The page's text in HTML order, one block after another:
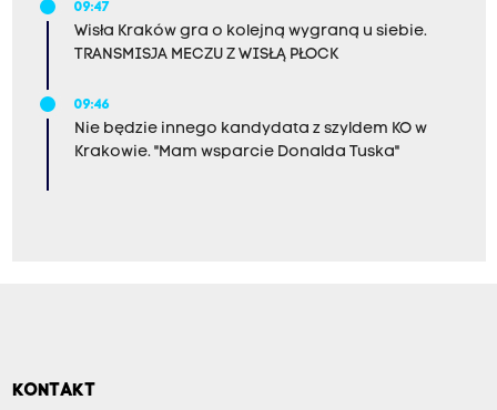
09:47
Wisła Kraków gra o kolejną wygraną u siebie.
TRANSMISJA MECZU Z WISŁĄ PŁOCK
09:46
Nie będzie innego kandydata z szyldem KO w
Krakowie. "Mam wsparcie Donalda Tuska"
KONTAKT